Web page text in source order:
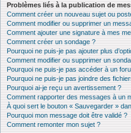
Problèmes liés à la publication de
Comment créer un nouveau sujet ou
Comment modifier ou supprimer un
Comment ajouter une signature à mes
Comment créer un sondage ?
Pourquoi ne puis-je pas ajouter plus
Comment modifier ou supprimer un
Pourquoi ne puis-je pas accéder à un
Pourquoi ne puis-je pas joindre des
Pourquoi ai-je reçu un avertissement ?
Comment rapporter des messages à un
À quoi sert le bouton « Sauvegarder »
Pourquoi mon message doit être validé ?
Comment remonter mon sujet ?